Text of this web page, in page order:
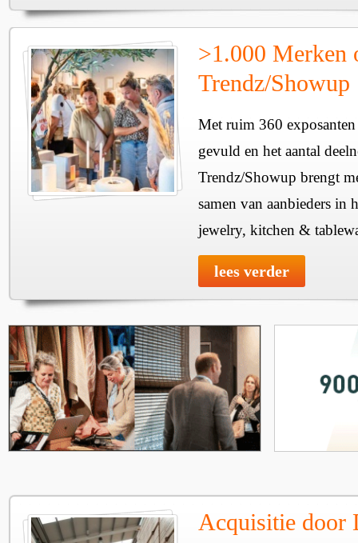
>1.000 Merken
Trendz/Showup
Met ruim 360
gevuld en het aantal
Trendz/Showup brengt
samen van aanbieders in
jewelry, kitchen &
lees verder
Acquisitie door